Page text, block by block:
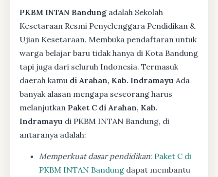
PKBM INTAN Bandung adalah Sekolah
Kesetaraan Resmi Penyelenggara Pendidikan &
Ujian Kesetaraan. Membuka pendaftaran untuk
warga belajar baru tidak hanya di Kota Bandung
tapi juga dari seluruh Indonesia. Termasuk
daerah kamu di Arahan, Kab. Indramayu Ada
banyak alasan mengapa seseorang harus
melanjutkan Paket C di Arahan, Kab.
Indramayu di PKBM INTAN Bandung, di
antaranya adalah:
Memperkuat dasar pendidikan: Paket C di
PKBM INTAN Bandung dapat membantu